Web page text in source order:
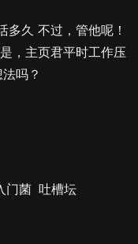
多久 不过，管他呢！
，主页君平时工作压
吗？
门菌 吐槽坛